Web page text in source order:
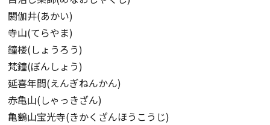
閼伽井(あかい)
寺山(てらやま)
鐘楼(しょうろう)
梵鐘(ぼんしょう)
延喜年間(えんぎねんかん)
赤亀山(しゃっきざん)
亀鶴山宝光寺(きかくざんほうこうじ)